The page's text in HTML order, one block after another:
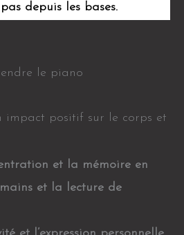
depuis les bases.
le piano
impact positif sur le corps et
et la mémoire en
et la lecture de